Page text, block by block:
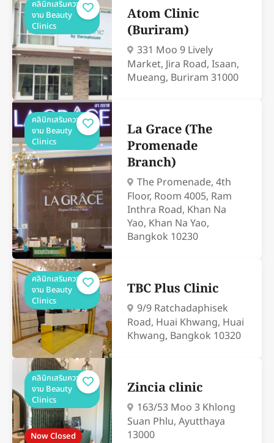
คลินิกเสริมความ
งาม Beauty
Clinics
Atom Clinic
(Buriram)
331 Moo 9 Lively
Market, Jira Road, Isaan,
Mueang, Buriram 31000
คลินิกเสริมความ
งาม Beauty
Clinics
La Grace (The
Promenade
Branch)
The Promenade, 4th
Floor, Room 4005, Ram
Inthra Road, Khan Na
Yao, Khan Na Yao,
Bangkok 10230
คลินิกเสริมความ
งาม Beauty
Clinics
TBC Plus Clinic
9/9 Ratchadaphisek
Road, Huai Khwang, Huai
Khwang, Bangkok 10320
Now Closed
คลินิกเสริมความ
งาม Beauty
Clinics
Zincia clinic
163/53 Moo 3 Khlong
Suan Phlu, Ayutthaya
13000